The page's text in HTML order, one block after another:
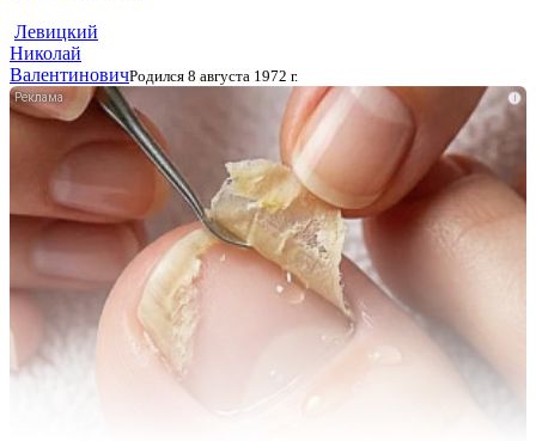
Левицкий
Николай
ВалентиновичРодился 8 августа 1972 г.
i